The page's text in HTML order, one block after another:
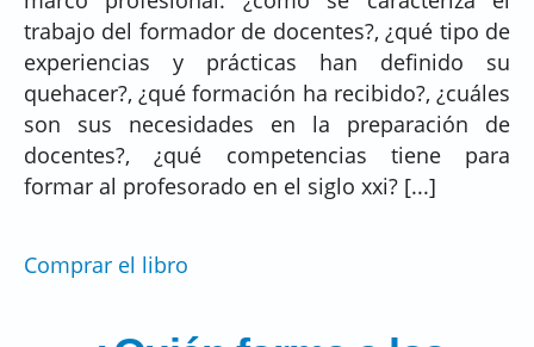
trabajo del formador de docentes?, ¿qué tipo de
experiencias y prácticas han definido su
quehacer?, ¿qué formación ha recibido?, ¿cuáles
son sus necesidades en la preparación de
docentes?, ¿qué competencias tiene para
formar al profesorado en el siglo xxi? [...]
Comprar el libro